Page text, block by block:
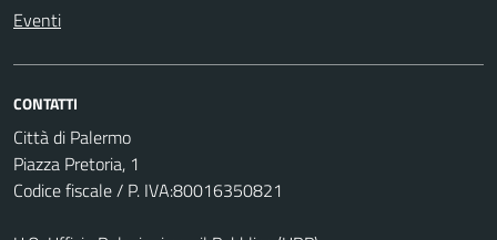
Eventi
CONTATTI
Città di Palermo
Piazza Pretoria, 1
Codice fiscale / P. IVA:80016350821